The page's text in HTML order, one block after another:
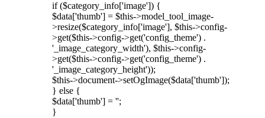
if ($category_info['image']) {
$data['thumb'] = $this->model_tool_image-
>resize($category_info['image'], $this->config-
>get($this->config->get('config_theme') .
'_image_category_width'), $this->config-
>get($this->config->get('config_theme') .
'_image_category_height'));
$this->document->setOgImage($data['thumb']);
} else {
$data['thumb'] = '';
}